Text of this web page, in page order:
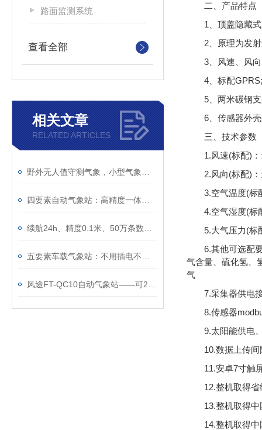
路面监测系统
查看全部
相关文章
RELATED ARTICLES
二、产品特点
1、顶盖隐藏
2、原理为发
3、风速、风
4、标配
5、两米碳钢
6、传感器外
三、技术参数
1.风速(标配)
2.风向(标配)
3.空气温度(
4.空气湿度(标
5.大气压力(标
6.其他可选配
气含量、硫化氢、
气
7.采集器供电
8.传感器
9.太阳能供电
10.数据上传
11.安卓7寸触
12.整机取得
13.整机取得
14.整机取得